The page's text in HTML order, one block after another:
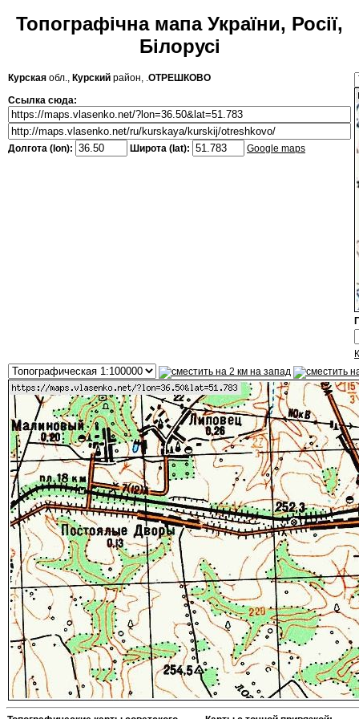
Топографічна мапа України, Росії,
Білорусі
Курская обл., Курский район, .ОТРЕШКОВО
Ссылка сюда:
Долгота (lon): Широта (lat): Google maps